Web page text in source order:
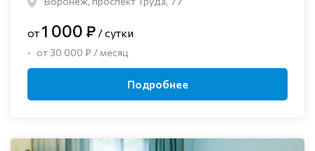
от1 000 ₽ / сутки
от 30 000 ₽ / месяц
Подробнее